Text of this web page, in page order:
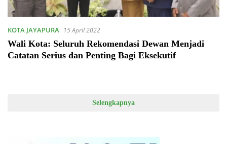
KOTA JAYAPURA 15 April 2022
Wali Kota: Seluruh Rekomendasi Dewan Menjadi
Catatan Serius dan Penting Bagi Eksekutif
Selengkapnya